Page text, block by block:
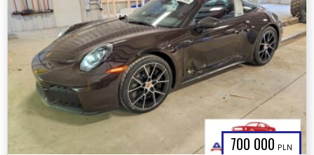
700 000 PLN